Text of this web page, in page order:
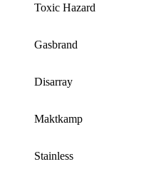
Toxic Hazard
Gasbrand
Disarray
Maktkamp
Stainless